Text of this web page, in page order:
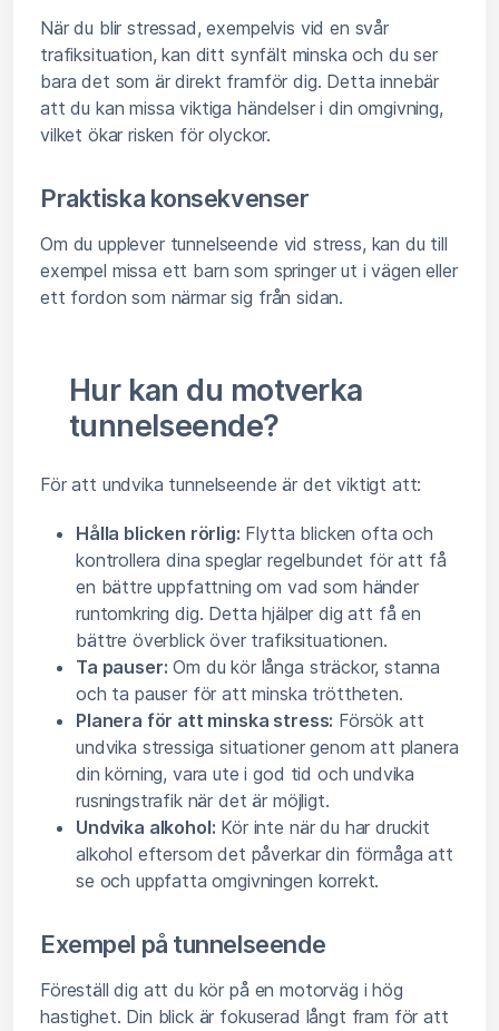
När du blir stressad, exempelvis vid en svår
trafiksituation, kan ditt synfält minska och du ser
bara det som är direkt framför dig. Detta innebär
att du kan missa viktiga händelser i din omgivning,
vilket ökar risken för olyckor.
Praktiska konsekvenser
Om du upplever tunnelseende vid stress, kan du till
exempel missa ett barn som springer ut i vägen eller
ett fordon som närmar sig från sidan.
Hur kan du motverka
tunnelseende?
För att undvika tunnelseende är det viktigt att:
Hålla blicken rörlig: Flytta blicken ofta och
kontrollera dina speglar regelbundet för att få
en bättre uppfattning om vad som händer
runtomkring dig. Detta hjälper dig att få en
bättre överblick över trafiksituationen.
Ta pauser: Om du kör långa sträckor, stanna
och ta pauser för att minska tröttheten.
Planera för att minska stress: Försök att
undvika stressiga situationer genom att planera
din körning, vara ute i god tid och undvika
rusningstrafik när det är möjligt.
Undvika alkohol: Kör inte när du har druckit
alkohol eftersom det påverkar din förmåga att
se och uppfatta omgivningen korrekt.
Exempel på tunnelseende
Föreställ dig att du kör på en motorväg i hög
hastighet. Din blick är fokuserad långt fram för att